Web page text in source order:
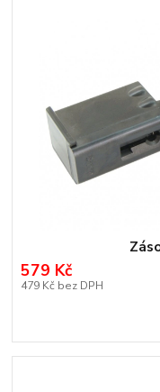
579 Kč
479 Kč bez DPH